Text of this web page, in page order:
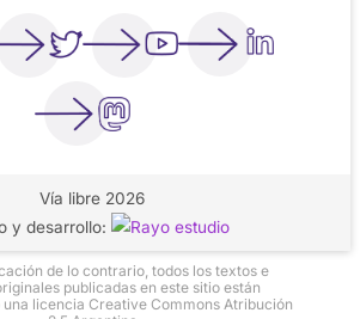
Vía libre 2026
y desarrollo:
de lo contrario, todos los textos e
publicadas en este sitio están
una licencia Creative Commons Atribución